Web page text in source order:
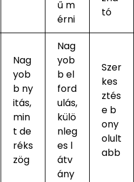
ű m
érni
tó
Nag
yob
b ny
itás,
min
t de
réks
zög
Nag
yob
b el
ford
ulás,
külö
nleg
es l
átv
ány
Szer
kes
ztés
e b
ony
olult
abb